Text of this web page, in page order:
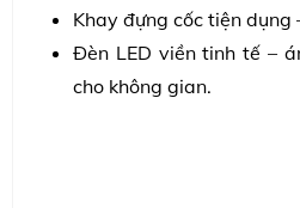
Khay đựng cốc tiện
Đèn LED viền tinh tế –
cho không gian.